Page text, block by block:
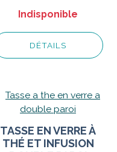
Indisponible
DÉTAILS
TASSE EN VERRE À
THÉ ET INFUSION